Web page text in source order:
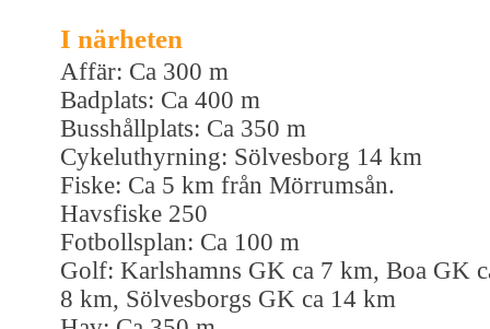
I närheten
Affär: Ca 300 m
Badplats: Ca 400 m
Busshållplats: Ca 350 m
Cykeluthyrning: Sölvesborg 14 km
Fiske: Ca 5 km från Mörrumsån.
Havsfiske 250
Fotbollsplan: Ca 100 m
Golf: Karlshamns GK ca 7 km, Boa GK
8 km, Sölvesborgs GK ca 14 km